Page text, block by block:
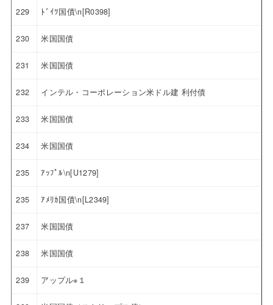
229 ﾄﾞｲﾂ国債\n[R0398]
230 米国国債
231 米国国債
232 インテル・コーポレーション米ドル建 利付債
233 米国国債
234 米国国債
235 ｱｯﾌﾟﾙ\n[U1279]
235 ｱﾒﾘｶ国債\n[L2349]
237 米国国債
238 米国国債
239 アップル※１